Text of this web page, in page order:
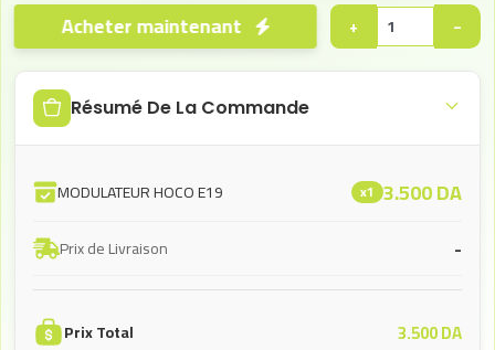
−
+
Acheter maintenant
Résumé De La Commande
MODULATEUR HOCO E19 x1 3.500DA
Prix de Livraison -
Prix Total 3.500DA